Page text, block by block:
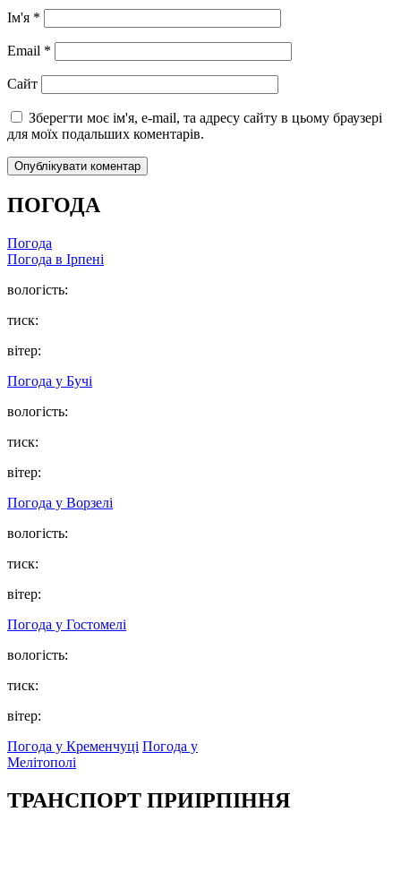
Ім'я *
Email *
Сайт
Зберегти моє ім'я, e-mail, та адресу сайту в цьому браузері
для моїх подальших коментарів.
ПОГОДА
Погода
Погода в Ірпені
вологість:
тиск:
вітер:
Погода у Бучі
вологість:
тиск:
вітер:
Погода у Ворзелі
вологість:
тиск:
вітер:
Погода у Гостомелі
вологість:
тиск:
вітер:
Погода у Кременчуці Погода у
Мелітополі
ТРАНСПОРТ ПРИІРПІННЯ